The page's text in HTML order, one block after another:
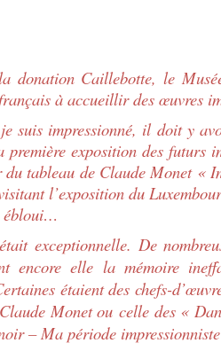
Caillebotte, le
à accueillir des œuvres
impressionné, il doit y
première exposition des futurs
du tableau de Claude Monet «
l’exposition du
ébloui…
exceptionnelle. De
encore elle la mémoire
étaient des chefs-
Claude Monet ou celle des «
– Ma période